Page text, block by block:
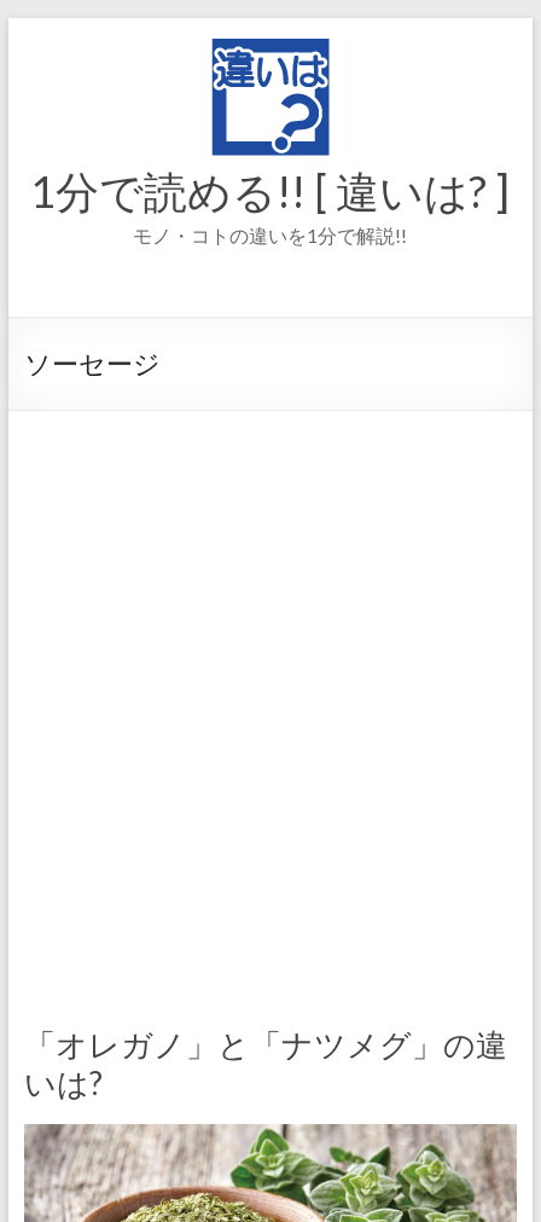
1分で読める!! [ 違いは? ]
モノ・コトの違いを1分で解説!!
ソーセージ
「オレガノ」と「ナツメグ」の違
いは?